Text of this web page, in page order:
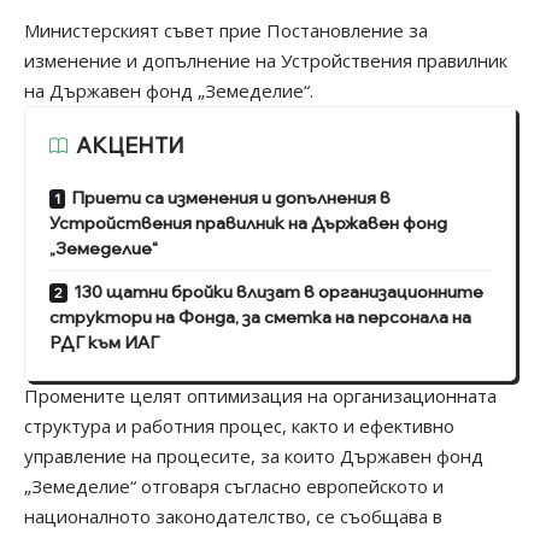
Министерският съвет прие Постановление за
изменение и допълнение на Устройствения правилник
на Държавен фонд „Земеделие“.
АКЦЕНТИ
Приети са изменения и допълнения в
Устройствения правилник на Държавен фонд
„Земеделие“
130 щатни бройки влизат в организационните
структори на Фонда, за сметка на персонала на
РДГ към ИАГ
Промените целят оптимизация на организационната
структура и работния процес, както и ефективно
управление на процесите, за които Държавен фонд
„Земеделие“ отговаря съгласно европейското и
националното законодателство, се съобщава в